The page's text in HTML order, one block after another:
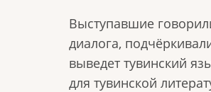
Выступавшие
диалога,
выведет тувинский
для тувинской